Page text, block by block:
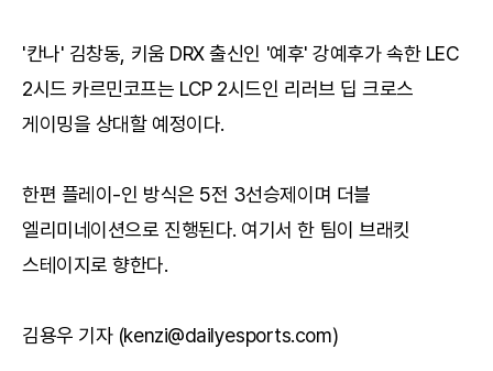
'칸나' 김창동, 키움 DRX 출신인 '예후' 강예후가 속한 LEC
2시드 카르민코프는 LCP 2시드인 리러브 딥 크로스
게이밍을 상대할 예정이다.
한편 플레이-인 방식은 5전 3선승제이며 더블
엘리미네이션으로 진행된다. 여기서 한 팀이 브래킷
스테이지로 향한다.
김용우 기자 (kenzi@dailyesports.com)